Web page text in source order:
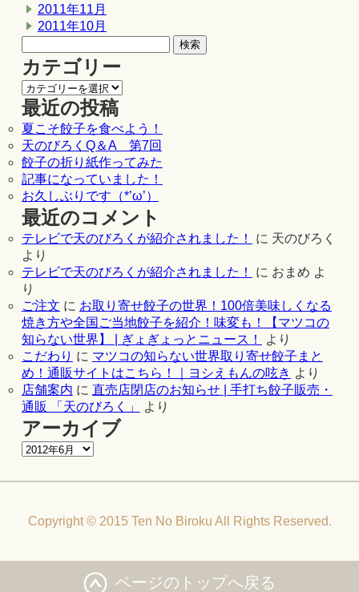
2011年11月
2011年10月
カテゴリー
最近の投稿
夏こそ餃子を食べよう！
天のびろくQ＆A 第7回
餃子の折り紙作ってみた
記事になっていました！
お久しぶりです（*’ω’）
最近のコメント
テレビで天のびろくが紹介されました！ に 天のびろく
より
テレビで天のびろくが紹介されました！
に おまめ よ
り
ご注文 に お取り寄せ餃子の世界！100倍美味しくなる
焼き方や全国ご当地餃子を紹介！味変も！【マツコの
知らない世界】 | ぎょぎょっとニュース！
より
こだわり に マツコの知らない世界取り寄せ餃子まと
め！通販サイトはこちら！｜ヨシえもんの呟き より
店舗案内 に 直売店閉店のお知らせ | 手打ち餃子販売・
通販 「天のびろく」
より
アーカイブ
Copyright © 2015 Ten No Biroku All Rights Reserved.
ページのトップへ戻る